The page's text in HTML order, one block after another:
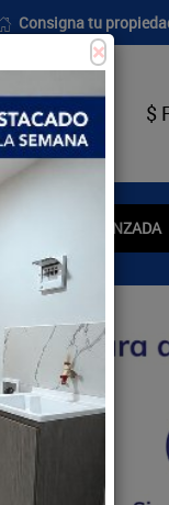
Consigna tu
Contáctenos $
AVANZADA
×